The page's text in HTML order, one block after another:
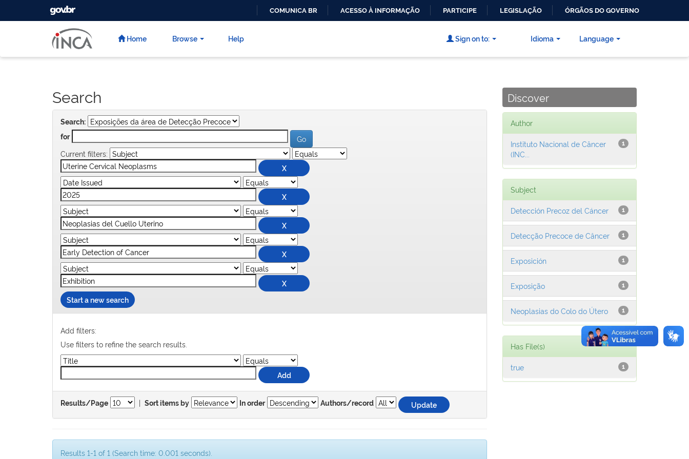
CONTEÚDO
GOVBR
COMUNICA BR ACESSO À INFORMAÇÃO PARTICIPE LEGISLAÇÃO ÓRGÃOS DO GOVERNO
Home Browse Help Language
Sign on to: Idioma
Search
Search:
for
Current filters:
Start a new search
Add filters:
Use filters to refine the search results.
Results/Page | Sort items by In order Authors/record
Results 1-1 of 1 (Search time: 0.001 seconds).
Discover
Author
1
Instituto Nacional de Câncer
(INC...
Subject
1
Detección Precoz del Cáncer
1
Detecção Precoce de Câncer
1
Exposición
1
Exposição
1
Neoplasias do Colo do Útero
Has File(s)
1
true